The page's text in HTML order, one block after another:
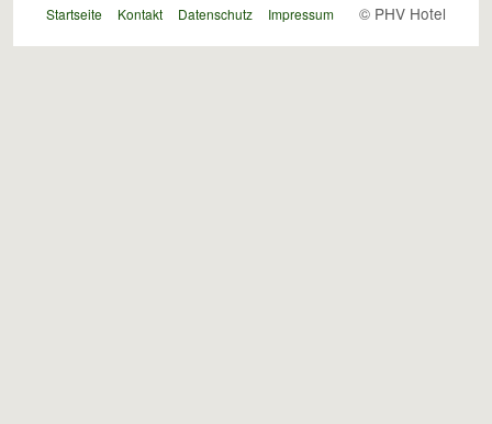
Startseite Kontakt Datenschutz Impressum © PHV Hotel